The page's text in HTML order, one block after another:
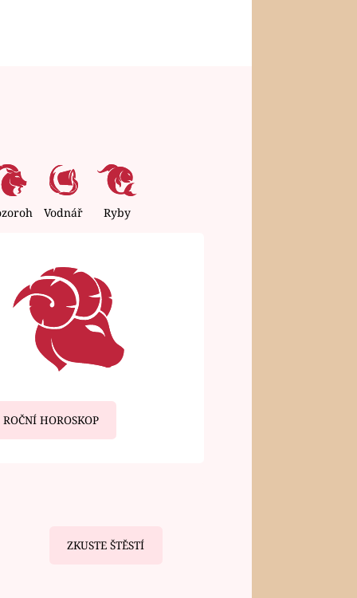
Vodnář Ryby
ROČNÍ HOROSKOP
ZKUSTE ŠTĚSTÍ